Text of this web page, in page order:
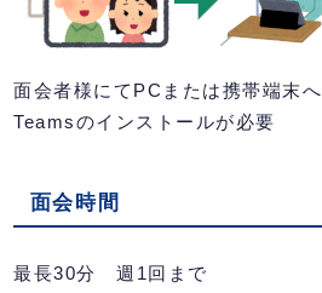
面会者様にてPCまたは携帯端末へ
Teamsのインストールが必要
面会時間
最長30分 週1回まで